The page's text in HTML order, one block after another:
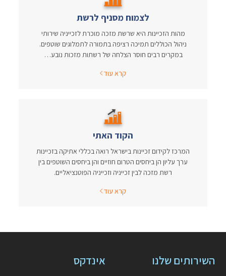
לצמוח מסניף לרשת
מהות הזכיינות היא שרשת מזכה מוכרת לזכייניה שירותי
ניהול הכוללים תמיכה רציפה בתמורה לתמלוגים שוטפים.
במקרים רבים חוסר הצלחה של רשתות מזכות נובע…
קרא עוד
הקוד האתי
המרכז לקידום זכיינות בישראל רואה בכללי אתיקה בזכיינות
ערך עליון הן ביחסים הטרום חוזיים והן ביחסים השוטפים בין
רשת מזכה לבין זכייניה וזכייניה הפוטנציאליים.
קרא עוד
השירותים שלנו אינדקס